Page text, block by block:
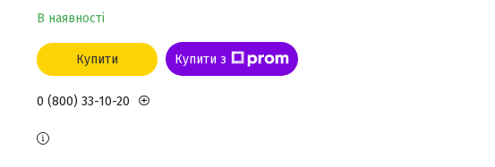
В наявності
Купити Купити з
0 (800) 33-10-20